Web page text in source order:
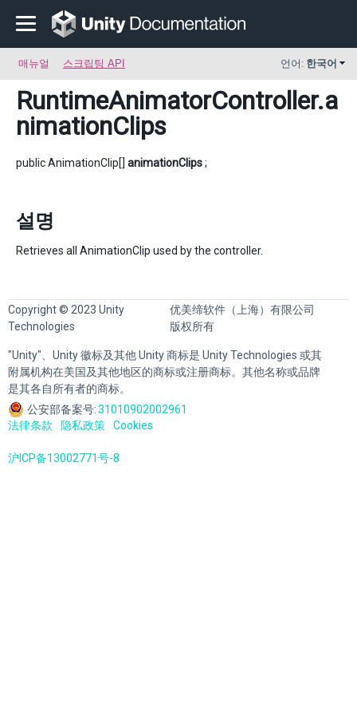
매뉴얼 스크립팅 API 언어: 한국어
RuntimeAnimatorController.a
nimationClips
public AnimationClip[] animationClips;
설명
Retrieves all AnimationClip used by the controller.
Copyright © 2023 Unity
Technologies
优美缔软件（上海）有限公司
版权所有
"Unity"、Unity 徽标及其他 Unity 商标是 Unity Technologies 或其
附属机构在美国及其他地区的商标或注册商标。其他名称或品牌
是其各自所有者的商标。
公安部备案号:31010902002961
法律条款
隐私政策 Cookies
沪ICP备13002771号-8